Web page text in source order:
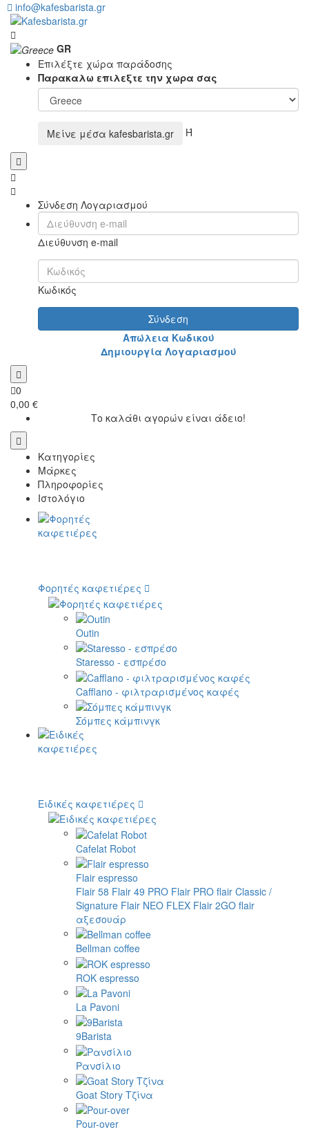
info@kafesbarista.gr
GR
Επιλέξτε χώρα παράδοσης
Παρακαλω επιλεξτε την χωρα σας
Μείνε μέσα kafesbarista.gr Ή
Σύνδεση Λογαριασμού
Διεύθυνση e-mail
Κωδικός
Σύνδεση
Απώλεια Κωδικού
Δημιουργία Λογαριασμού
0
0,00 €
Το καλάθι αγορών είναι άδειο!
Κατηγορίες
Μάρκες
Πληροφορίες
Ιστολόγιο
Φορητές καφετιέρες
Outin
Staresso - εσπρέσο
Cafflano - φιλτραρισμένος καφές
Σόμπες κάμπινγκ
Ειδικές καφετιέρες
Cafelat Robot
Flair espresso
Flair 58 Flair 49 PRO Flair PRO flair Classic /
Signature Flair NEO FLEX Flair 2GO flair
αξεσουάρ
Bellman coffee
ROK espresso
La Pavoni
9Barista
Ρανσίλιο
Goat Story Τζίνα
Pour-over